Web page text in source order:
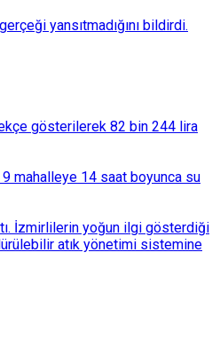
yansıtmadığını bildirdi.
gösterilerek 82 bin 244 lira
9 mahalleye 14 saat boyunca su
İzmirlilerin yoğun ilgi gösterdiği
atık yönetimi sistemine